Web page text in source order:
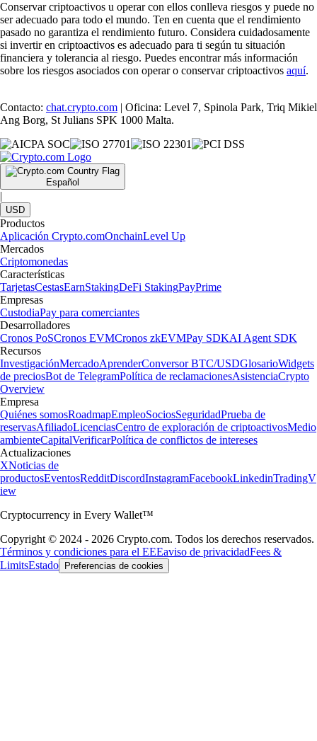
Conservar criptoactivos u operar con ellos conlleva riesgos y puede no
ser adecuado para todo el mundo. Ten en cuenta que el rendimiento
pasado no garantiza el rendimiento futuro. Considera cuidadosamente
si invertir en criptoactivos es adecuado para ti según tu situación
financiera y tolerancia al riesgo. Puedes encontrar más información
sobre los riesgos asociados con operar o conservar criptoactivos aquí.
Contacto: chat.crypto.com | Oficina: Level 7, Spinola Park, Triq Mikiel
Ang Borg, St Julians SPK 1000 Malta.
Español
|
USD
Productos
Aplicación Crypto.comOnchainLevel Up
Mercados
Criptomonedas
Características
TarjetasCestasEarnStakingDeFi StakingPayPrime
Empresas
CustodiaPay para comerciantes
Desarrolladores
Cronos PoSCronos EVMCronos zkEVMPay SDKAI Agent SDK
Recursos
InvestigaciónMercadoAprenderConversor BTC/USDGlosarioWidgets
de preciosBot de TelegramPolítica de reclamacionesAsistenciaCrypto
Overview
Empresa
Quiénes somosRoadmapEmpleoSociosSeguridadPrueba de
reservasAfiliadoLicenciasCentro de exploración de criptoactivosMedio
ambienteCapitalVerificarPolítica de conflictos de intereses
Actualizaciones
XNoticias de
productosEventosRedditDiscordInstagramFacebookLinkedinTradingV
iew
Cryptocurrency in Every Wallet™
Copyright © 2024 - 2026 Crypto.com. Todos los derechos reservados.
Términos y condiciones para el EEEaviso de privacidadFees &
LimitsEstado Preferencias de cookies